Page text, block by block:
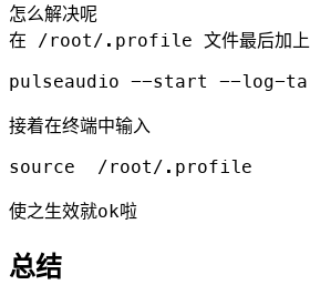
怎么解决呢
在 /root/.profile 文件最后加上
接着在终端中输入
使之生效就ok啦
总结